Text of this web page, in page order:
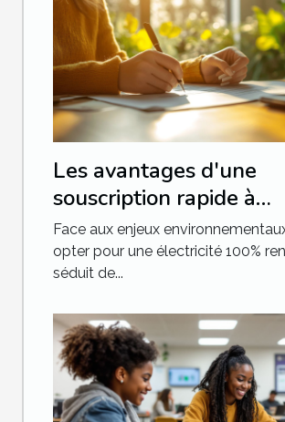
Les avantages d'une
souscription rapide à
l'électricité 100%
Face aux enjeux
opter pour une électricité 100%
séduit de...